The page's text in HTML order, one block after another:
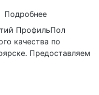
Подробнее
качества по
Предоставляем